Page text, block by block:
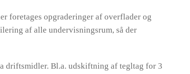
foretages opgraderinger af overflader og
af alle undervisningsrum, så der
driftsmidler. Bl.a. udskiftning af tegltag for 3